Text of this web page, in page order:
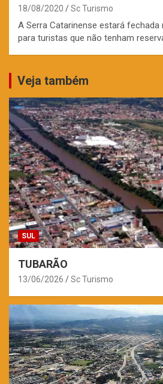
18/08/2020 Sc Turismo
A Serra Catarinense estará
para turistas que não tenham
Veja também
SUL
TUBARÃO
13/06/2026 Sc Turismo